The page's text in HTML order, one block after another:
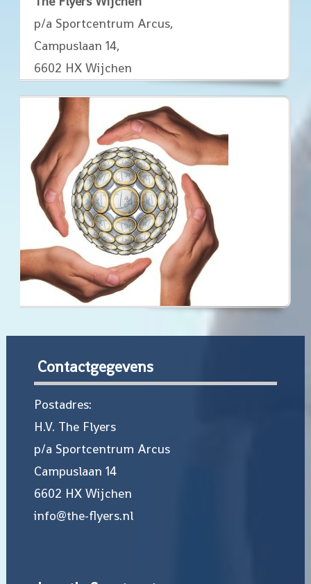
p/a Sportcentrum Arcus,
Campuslaan 14,
6602 HX Wijchen
Contactgegevens
Postadres:
H.V. The Flyers
p/a Sportcentrum Arcus
Campuslaan 14
6602 HX Wijchen
info@the-flyers.nl